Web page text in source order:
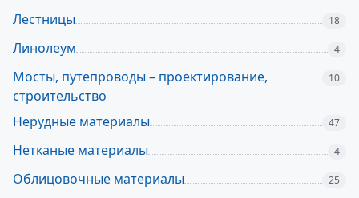
Лестницы 18
Линолеум 4
Мосты, путепроводы – проектирование,
строительство
10
Нерудные материалы 47
Нетканые материалы 4
Облицовочные материалы 25